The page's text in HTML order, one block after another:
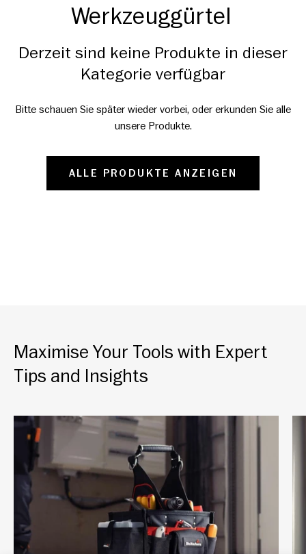
Werkzeuggürtel
Derzeit sind keine Produkte in dieser
Kategorie verfügbar
Bitte schauen Sie später wieder vorbei, oder erkunden Sie alle
unsere Produkte.
ALLE PRODUKTE ANZEIGEN
Maximise Your Tools with Expert
Tips and Insights